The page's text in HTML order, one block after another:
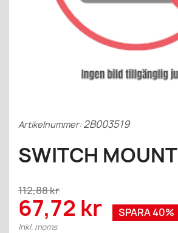
Artikelnummer: 2B003519
SWITCH MOUNT
112,88 kr
67,72 kr SPARA 40%
Inkl. moms